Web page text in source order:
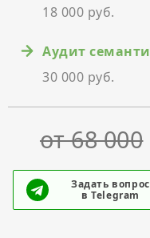
18 000 руб.
Аудит
30 000 руб.
от 68 000
Задать вопрос
в Telegram